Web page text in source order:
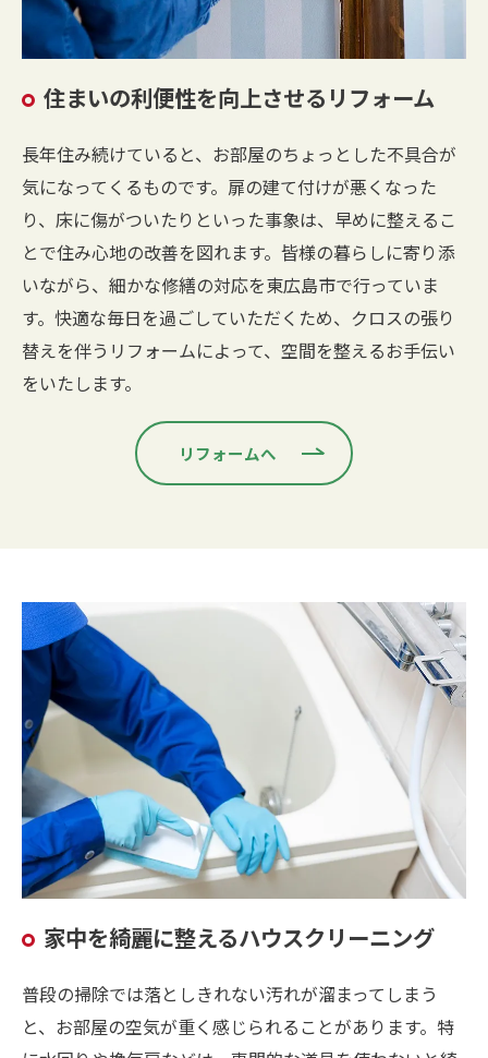
住まいの利便性を向上させるリフォーム
長年住み続けていると、お部屋のちょっとした不具合が
気になってくるものです。扉の建て付けが悪くなった
り、床に傷がついたりといった事象は、早めに整えるこ
とで住み心地の改善を図れます。皆様の暮らしに寄り添
いながら、細かな修繕の対応を東広島市で行っていま
す。快適な毎日を過ごしていただくため、クロスの張り
替えを伴うリフォームによって、空間を整えるお手伝い
をいたします。
リフォームへ
家中を綺麗に整えるハウスクリーニング
普段の掃除では落としきれない汚れが溜まってしまう
と、お部屋の空気が重く感じられることがあります。特